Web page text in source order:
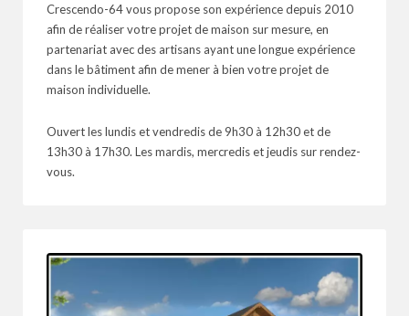
Crescendo-64 vous propose son expérience depuis 2010
afin de réaliser votre projet de maison sur mesure, en
partenariat avec des artisans ayant une longue expérience
dans le bâtiment afin de mener à bien votre projet de
maison individuelle.
Ouvert les lundis et vendredis de 9h30 à 12h30 et de
13h30 à 17h30. Les mardis, mercredis et jeudis sur rendez-
vous.